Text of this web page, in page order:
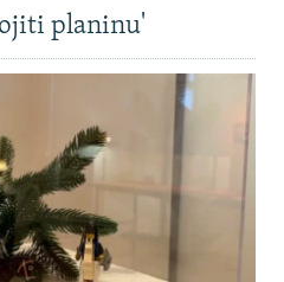
planinu'